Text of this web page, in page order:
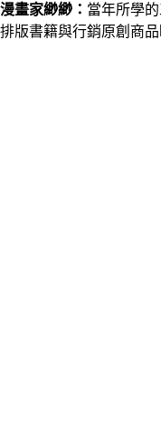
漫畫家緲緲 ： 當年所學
排版書籍與行銷原創商品